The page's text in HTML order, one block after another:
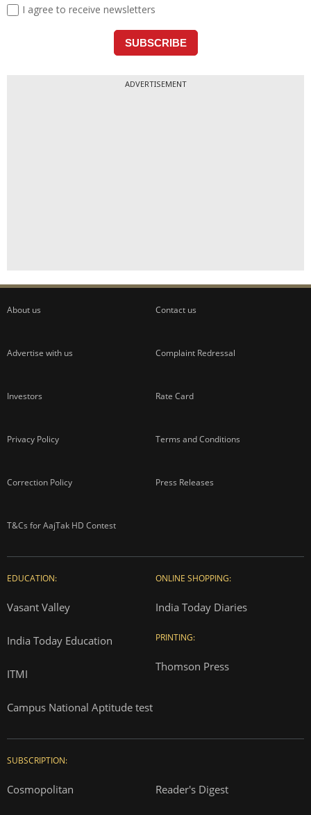
ADVERTISEMENT
About us Contact us
Advertise with us Complaint Redressal
Investors Rate Card
Privacy Policy Terms and Conditions
Correction Policy Press Releases
T&Cs for AajTak HD Contest
EDUCATION:
Vasant Valley
India Today Education
ITMI
Campus National Aptitude test
ONLINE SHOPPING:
India Today Diaries
PRINTING:
Thomson Press
SUBSCRIPTION:
Cosmopolitan Reader's Digest